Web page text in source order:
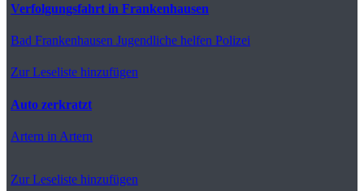
Verfolgungsfahrt in Frankenhausen
Bad Frankenhausen Jugendliche helfen Polizei
Zur Leseliste hinzufügen
Auto zerkratzt
Artern in Artern
Zur Leseliste hinzufügen